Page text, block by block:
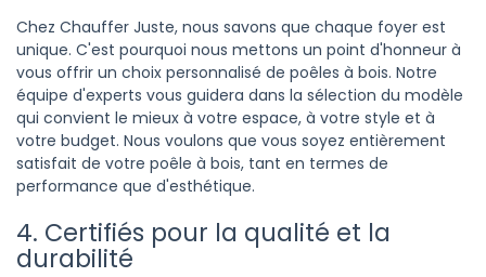
Chez Chauffer Juste, nous savons que chaque foyer est
unique. C'est pourquoi nous mettons un point d'honneur à
vous offrir un choix personnalisé de poêles à bois. Notre
équipe d'experts vous guidera dans la sélection du modèle
qui convient le mieux à votre espace, à votre style et à
votre budget. Nous voulons que vous soyez entièrement
satisfait de votre poêle à bois, tant en termes de
performance que d'esthétique.
4. Certifiés pour la qualité et la
durabilité